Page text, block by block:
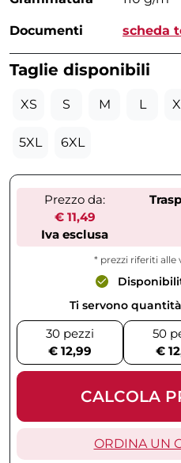
Documenti scheda
Taglie disponibili
XS S M L
5XL 6XL
Prezzo da:
€ 11,49
Iva esclusa
* prezzi riferiti
Ti servono
30 pezzi
€ 12,99
50
€
CALCOLA
ORDINA UN